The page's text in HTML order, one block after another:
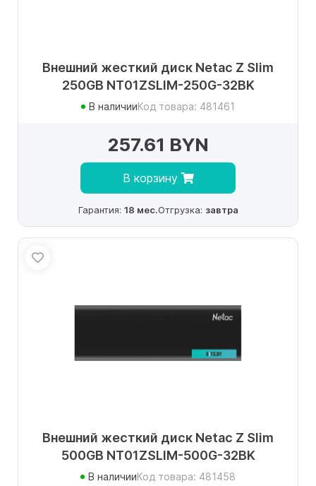
Внешний жесткий диск Netac Z Slim
250GB NT01ZSLIM-250G-32BK
В наличииКод товара: 481461
257.61 BYN
В корзину
Гарантия: 18 мес.Отгрузка: завтра
Внешний жесткий диск Netac Z Slim
500GB NT01ZSLIM-500G-32BK
В наличииКод товара: 481458